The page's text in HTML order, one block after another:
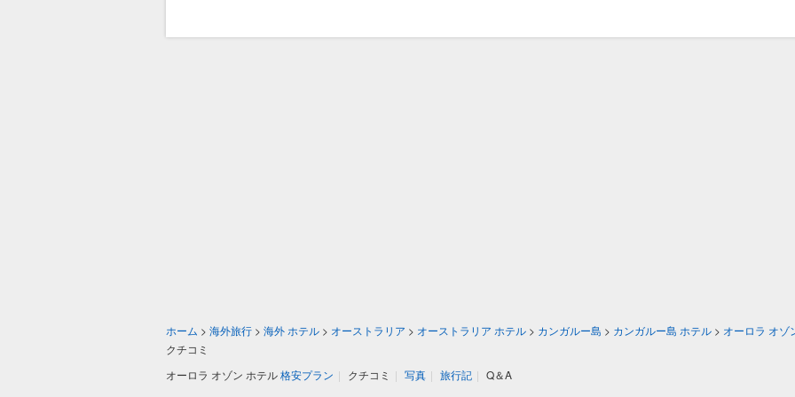
ホーム > 海外旅行 > 海外 ホテル > オーストラリア > オーストラリア ホテル > カンガルー島 > カンガルー島 ホテル > オーロラ オゾ
クチコミ
オーロラ オゾン ホテル格安プラン | クチコミ | 写真 | 旅行記 | Q＆A